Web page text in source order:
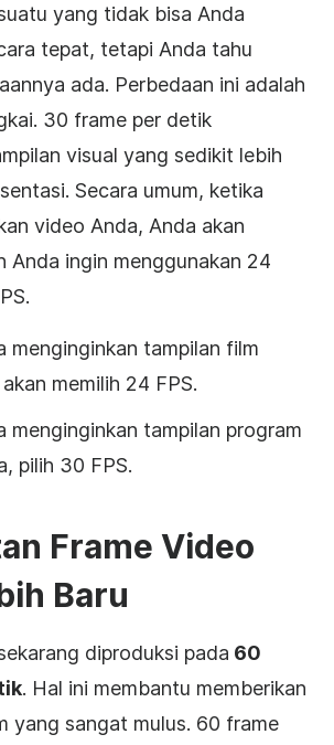
yang tidak bisa Anda
tepat, tetapi Anda tahu
ada. Perbedaan ini adalah
30 frame per detik
visual yang sedikit lebih
Secara umum, ketika
video Anda, Anda akan
Anda ingin menggunakan 24
menginginkan tampilan film
memilih 24 FPS.
menginginkan tampilan program
pilih 30 FPS.
Frame Video
Baru
diproduksi pada 60
. Hal ini membantu memberikan
yang sangat mulus. 60 frame